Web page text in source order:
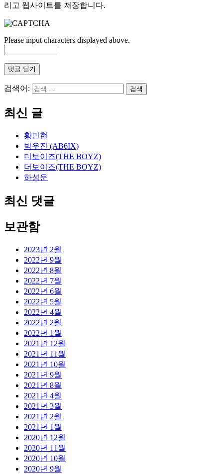
리고 웹사이트를 저장합니다.
Please input characters displayed above.
검색어:
최신 글
황민현
박우진 (AB6IX)
더보이즈(THE BOYZ)
더보이즈(THE BOYZ)
하성운
최신 댓글
보관함
2023년 2월
2022년 9월
2022년 8월
2022년 7월
2022년 6월
2022년 5월
2022년 4월
2022년 2월
2022년 1월
2021년 12월
2021년 11월
2021년 10월
2021년 9월
2021년 8월
2021년 4월
2021년 3월
2021년 2월
2021년 1월
2020년 12월
2020년 11월
2020년 10월
2020년 9월